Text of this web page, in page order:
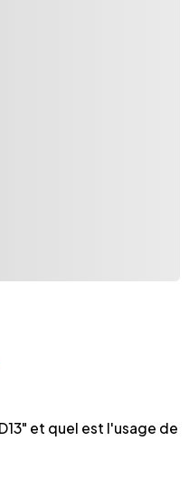
et quel est l'usage de